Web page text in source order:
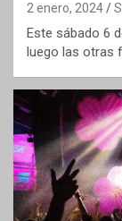
2 enero, 2024
Este sábado 6
luego las otras